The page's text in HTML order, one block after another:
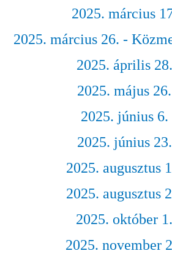
2025. március
2025. március 26. -
2025. április 28.
2025. május 26.
2025. június 6.
2025. június 23.
2025. augusztus
2025. augusztus
2025. október 1.
2025. november